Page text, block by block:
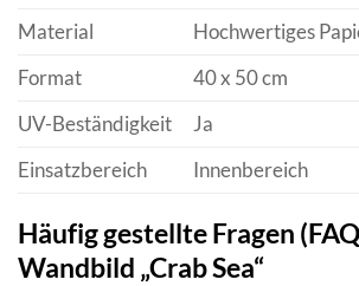
Material
Hochwertiges
Format
40 x 50 cm
UV-Beständigkeit
Ja
Einsatzbereich
Innenbereich
Häufig gestellte Fragen
Wandbild „Crab Sea“